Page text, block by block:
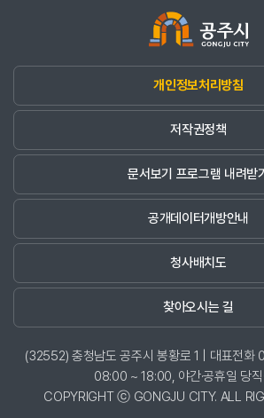
개인정보처리방침
저작권정책
문서보기 프로그램 내려받기
공개데이터개방안내
청사배치도
찾아오시는 길
(32552) 충청남도 공주시 봉황로 1 | 대표전
08:00 ~ 18:00, 야간·공휴일 당
COPYRIGHT ⓒ GONGJU CITY. ALL